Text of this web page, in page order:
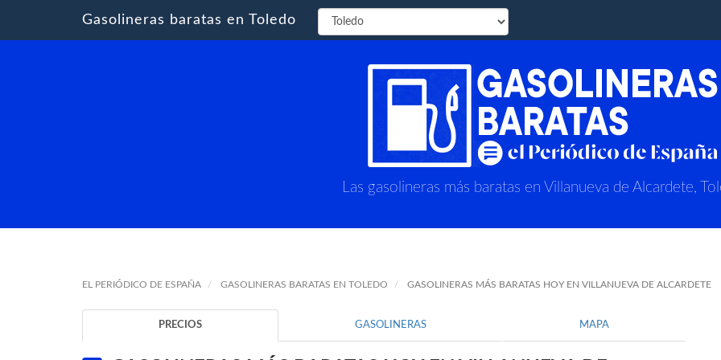
Gasolineras baratas en Toledo
Las gasolineras más baratas en Villanueva de Alcardete,
EL PERIÓDICO DE ESPAÑA GASOLINERAS BARATAS EN TOLEDO GASOLINERAS MÁS BARATAS HOY EN VILLANUEVA DE ALCARDETE
PRECIOS GASOLINERAS MAPA